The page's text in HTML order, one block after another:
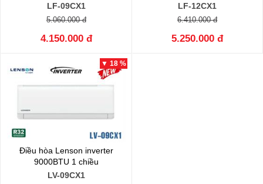
LF-09CX1
5.060.000 đ
4.150.000 đ
LF-12CX1
6.410.000 đ
5.250.000 đ
▼ 18 %
Điều hòa Lenson inverter
9000BTU 1 chiều
LV-09CX1